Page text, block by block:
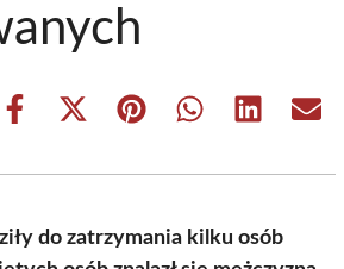
Share
Share
(Twitter)
Share Share Share Share
do zatrzymania kilku osób